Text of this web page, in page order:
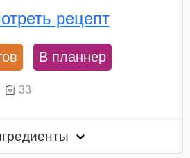
рецепт
В планнер
33